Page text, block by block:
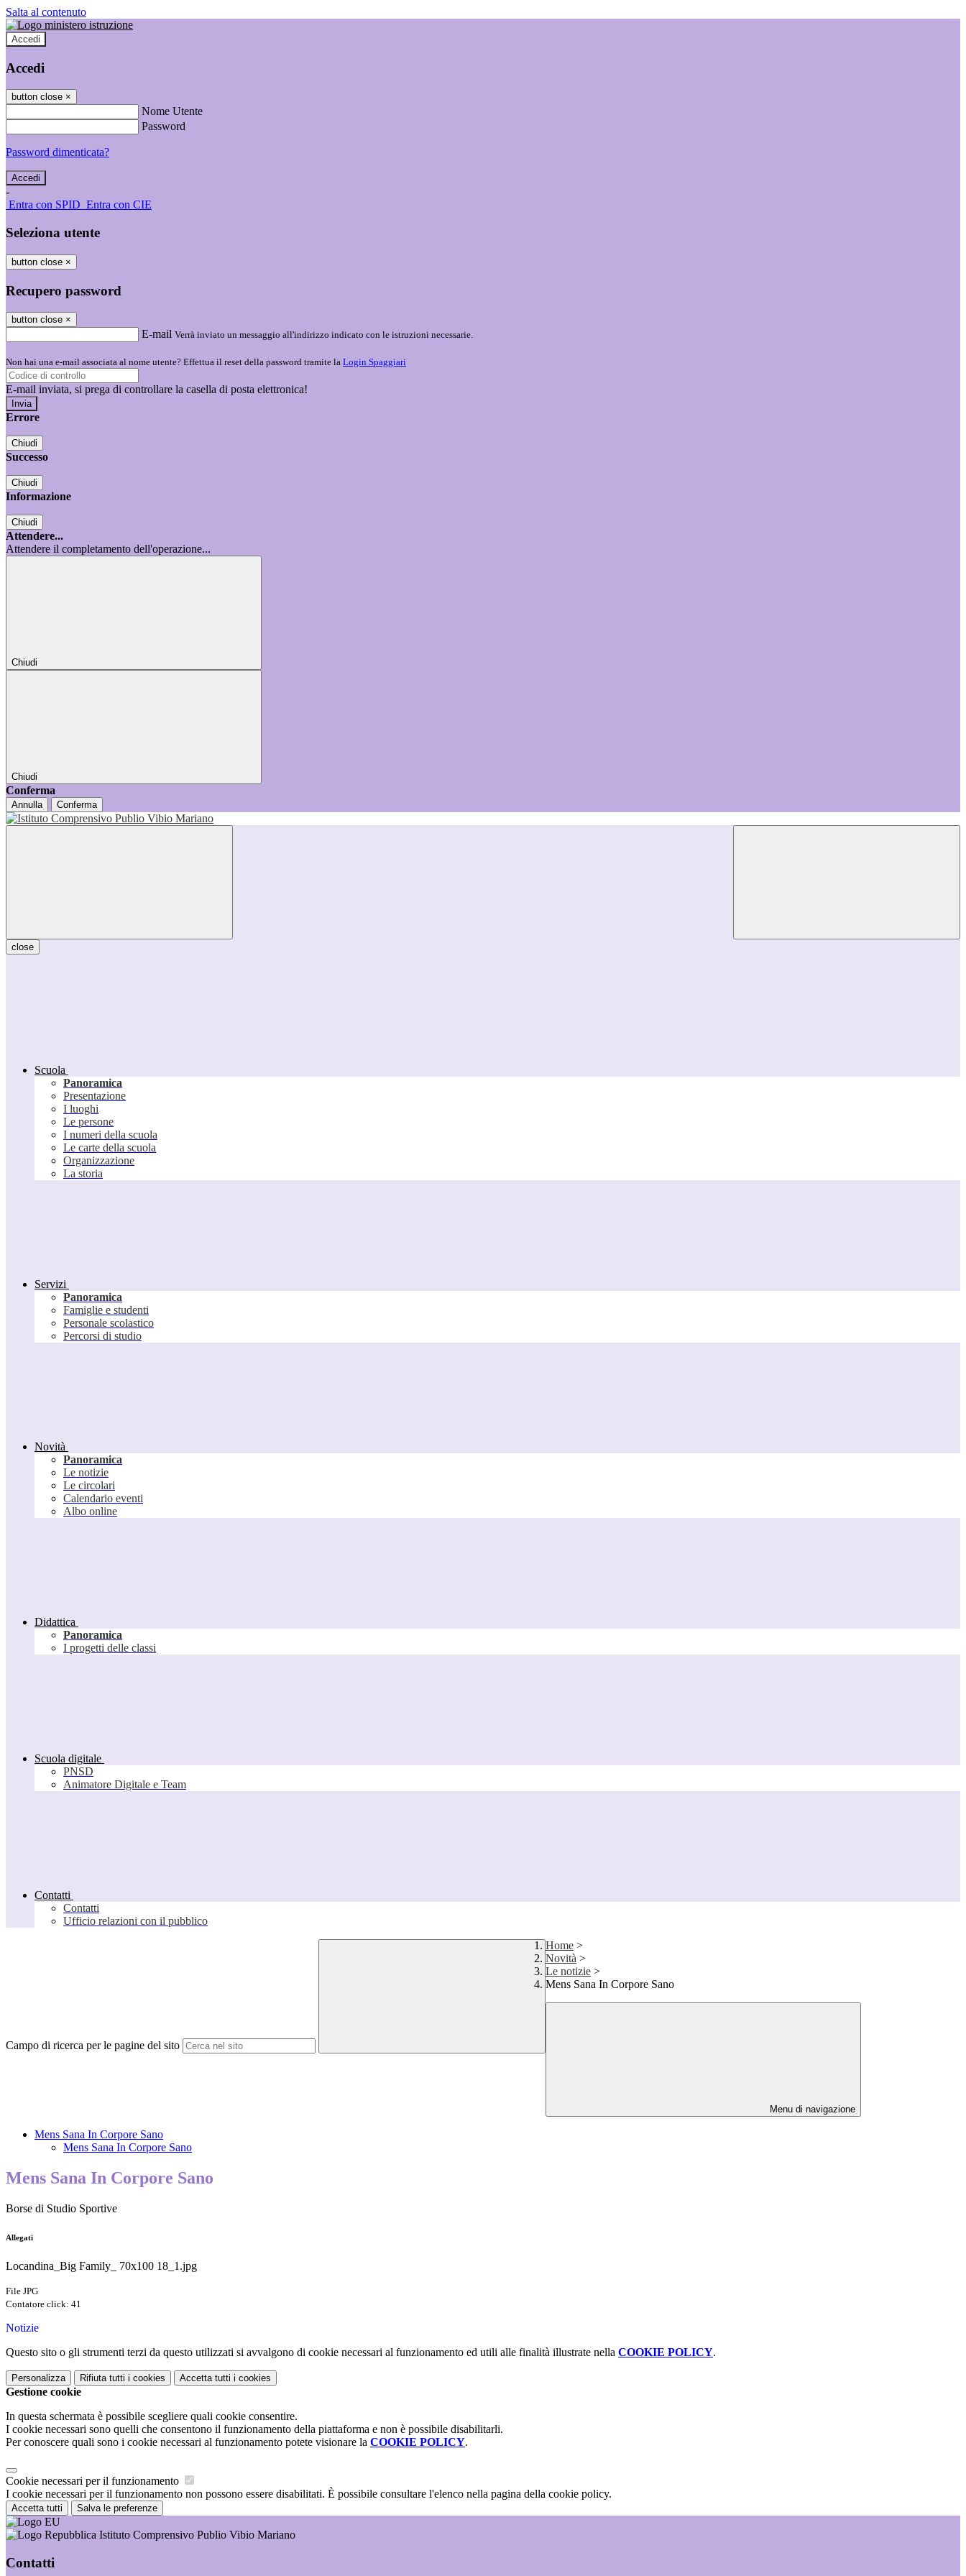
Salta al contenuto
Accedi
Accedi
button close ×
Nome Utente
Password
Password dimenticata?
-
Entra con SPID Entra con CIE
Seleziona utente
button close ×
Recupero password
button close ×
E-mail Verrà inviato un messaggio all'indirizzo indicato con le istruzioni necessarie.
Non hai una e-mail associata al nome utente? Effettua il reset della password tramite la Login Spaggiari
E-mail inviata, si prega di controllare la casella di posta elettronica!
Errore
Chiudi
Successo
Chiudi
Informazione
Chiudi
Attendere...
Attendere il completamento dell'operazione...
Chiudi
Chiudi
Conferma
Annulla Conferma
close
Scuola
Panoramica
Presentazione
I luoghi
Le persone
I numeri della scuola
Le carte della scuola
Organizzazione
La storia
Servizi
Panoramica
Famiglie e studenti
Personale scolastico
Percorsi di studio
Novità
Panoramica
Le notizie
Le circolari
Calendario eventi
Albo online
Didattica
Panoramica
I progetti delle classi
Scuola digitale
PNSD
Animatore Digitale e Team
Contatti
Contatti
Ufficio relazioni con il pubblico
Campo di ricerca per le pagine del sito
Home >
Novità >
Le notizie >
Mens Sana In Corpore Sano
Menu di navigazione
Mens Sana In Corpore Sano
Mens Sana In Corpore Sano
Mens Sana In Corpore Sano
Borse di Studio Sportive
Allegati
Locandina_Big Family_ 70x100 18_1.jpg
File JPG
Contatore click: 41
Notizie
Questo sito o gli strumenti terzi da questo utilizzati si avvalgono di cookie necessari al funzionamento ed utili alle finalità illustrate nella COOKIE POLICY.
Personalizza Rifiuta tutti i cookies Accetta tutti i cookies
Gestione cookie
In questa schermata è possibile scegliere quali cookie consentire.
I cookie necessari sono quelli che consentono il funzionamento della piattaforma e non è possibile disabilitarli.
Per conoscere quali sono i cookie necessari al funzionamento potete visionare la COOKIE POLICY.
Cookie necessari per il funzionamento
I cookie necessari per il funzionamento non possono essere disabilitati. È possibile consultare l'elenco nella pagina della cookie policy.
Accetta tutti Salva le preferenze
Istituto Comprensivo Publio Vibio Mariano
Contatti